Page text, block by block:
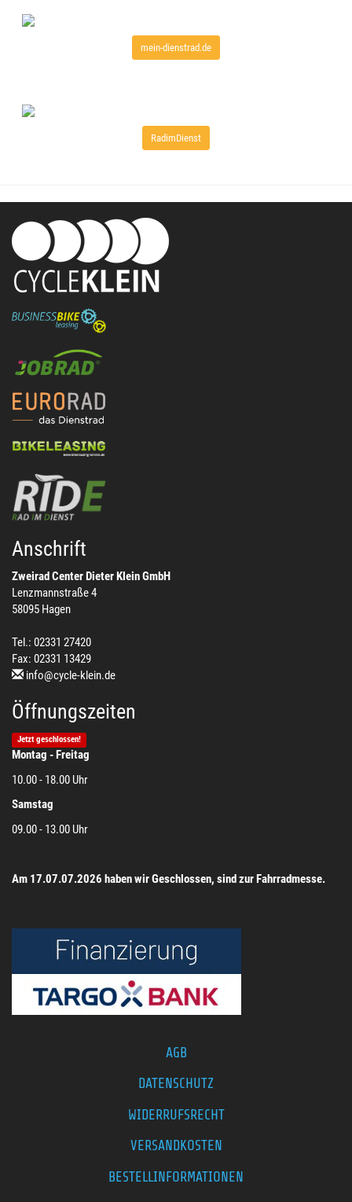
mein-dienstrad.de
RadimDienst
Anschrift
Zweirad Center Dieter Klein GmbH
Lenzmannstraße 4
58095 Hagen
Tel.: 02331 27420
Fax: 02331 13429
info@cycle-klein.de
Öffnungszeiten
Jetzt geschlossen!
Montag - Freitag
10.00 - 18.00 Uhr
Samstag
09.00 - 13.00 Uhr
Am 17.07.07.2026 haben wir Geschlossen, sind zur Fahrradmesse.
AGB
DATENSCHUTZ
WIDERRUFSRECHT
VERSANDKOSTEN
BESTELLINFORMATIONEN